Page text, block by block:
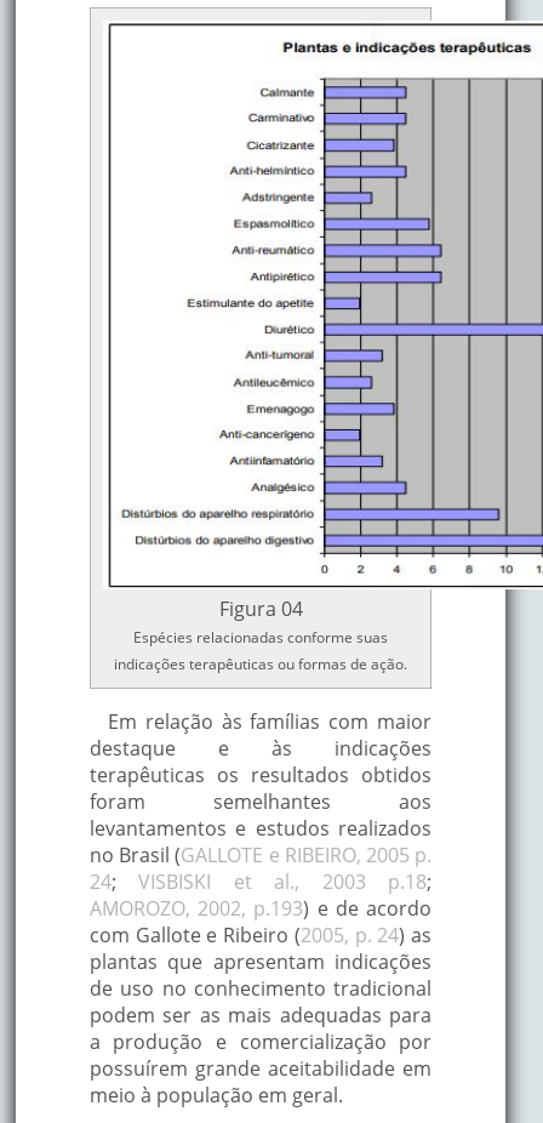
Analgésica, sedativa,
narcótica leve,
anafrodisíaca, diurética,
emoliente, depurativa,
gastralgia, espasmos da
bexiga, dores nas
articulações, vermífugo,
psoríase, eczema,
cólicas, nevralgias,
das vias urinárias,
Norte da África
Sudorífica,
antiinflamatória,
diurética,
antibacteriana,
hemóptise, cólicas
renais,
úlceras,
anti- helmíntica,
hipertensiva.
Polinésia
Antioxidante, anti-
tumoral, anti-
angiogênica
Europa Meridional
Desordens
inflamações na
dor de ouvido, dor
dente, febre,
doenças do fígado,
verminose.
Analgésica,
narcótica leve,
expectorante,
anafrodisíaca,
Figura 04
Espécies relacionadas conforme suas
indicações terapêuticas ou formas de ação.
Em relação às famílias com maior
destaque e às indicações
terapêuticas os resultados obtidos
foram semelhantes aos
levantamentos e estudos realizados
no Brasil (GALLOTE e RIBEIRO, 2005 p.
24;VISBISKI et al., 2003 p.18;
AMOROZO, 2002, p.193) e de acordo
com Gallote e Ribeiro (2005, p. 24) as
plantas que apresentam indicações
de uso no conhecimento tradicional
podem ser as mais adequadas para
a produção e comercialização por
possuírem grande aceitabilidade em
meio à população em geral.